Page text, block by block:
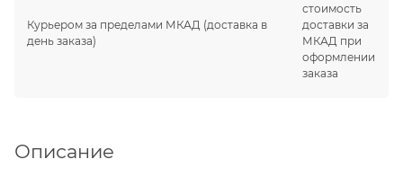
Курьером за пределами МКАД (доставка в
день заказа)
стоимость
доставки за
МКАД при
оформлении
заказа
Описание